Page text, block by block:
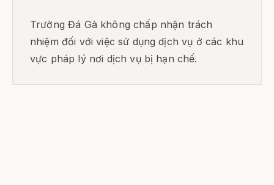
Trường Đá Gà không chấp nhận trách
nhiệm đối với việc sử dụng dịch vụ ở các khu
vực pháp lý nơi dịch vụ bị hạn chế.